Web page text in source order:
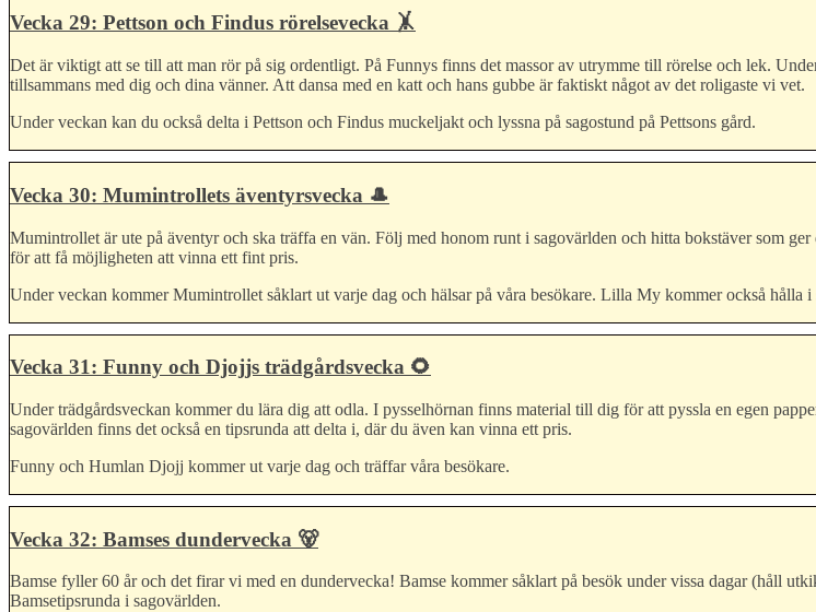
Vecka 29: Pettson och Findus rörelsevecka 🤸
Det är viktigt att se till att man rör på sig ordentligt. På Funnys finns det massor av utrymme till rörelse och lek.
tillsammans med dig och dina vänner. Att dansa med en katt och hans gubbe är faktiskt något av det roligaste vi vet.
Under veckan kan du också delta i Pettson och Findus muckeljakt och lyssna på sagostund på Pettsons gård.
Vecka 30: Mumintrollets äventyrsvecka 🎩
Mumintrollet är ute på äventyr och ska träffa en vän. Följ med honom runt i sagovärlden och hitta bokstäver som
för att få möjligheten att vinna ett fint pris.
Under veckan kommer Mumintrollet såklart ut varje dag och hälsar på våra besökare. Lilla My kommer också hålla i
Vecka 31: Funny och Djojjs trädgårdsvecka 🌻
Under trädgårdsveckan kommer du lära dig att odla. I pysselhörnan finns material till dig för att pyssla en egen
sagovärlden finns det också en tipsrunda att delta i, där du även kan vinna ett pris.
Funny och Humlan Djojj kommer ut varje dag och träffar våra besökare.
Vecka 32: Bamses dundervecka 🐻
Bamse fyller 60 år och det firar vi med en dundervecka! Bamse kommer såklart på besök under vissa dagar (håll
Bamsetipsrunda i sagovärlden.